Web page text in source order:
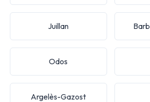
Juillan
Odos
Argelès-Gazost